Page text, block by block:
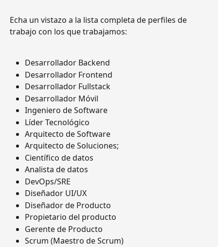
Echa un vistazo a la lista completa de perfiles de
trabajo con los que trabajamos:
Desarrollador Backend
Desarrollador Frontend
Desarrollador Fullstack
Desarrollador Móvil
Ingeniero de Software
Líder Tecnológico
Arquitecto de Software
Arquitecto de Soluciones;
Científico de datos
Analista de datos
DevOps/SRE
Diseñador UI/UX
Diseñador de Producto
Propietario del producto
Gerente de Producto
Scrum (Maestro de Scrum)